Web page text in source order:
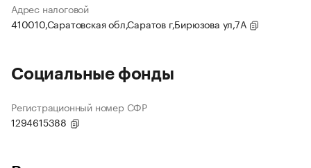
Адрес налоговой
410010,Саратовская обл,Саратов г,Бирюзова ул,7А
Социальные фонды
Регистрационный номер СФР
1294615388